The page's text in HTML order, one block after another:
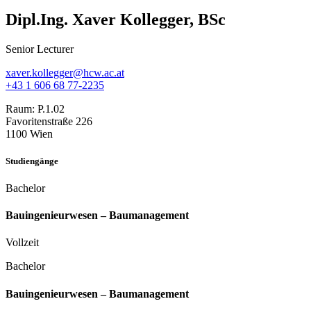
Dipl.Ing. Xaver Kollegger, BSc
Senior Lecturer
xaver.kollegger@hcw.ac.at
+43 1 606 68 77-2235
Raum: P.1.02
Favoritenstraße 226
1100 Wien
Studiengänge
Bachelor
Bauingenieurwesen­ – Baumanagement
Vollzeit
Bachelor
Bauingenieurwesen­ – Baumanagement